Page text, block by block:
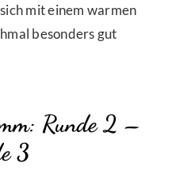
mit einem warmen
besonders gut
Runde 2 –
3